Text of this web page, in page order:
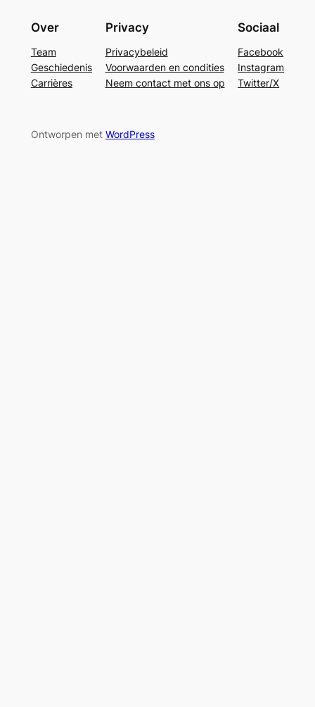
Over
Team
Geschiedenis
Carrières
Privacy
Privacybeleid
Voorwaarden en condities
Neem contact met ons op
Sociaal
Facebook
Instagram
Twitter/X
Ontworpen met WordPress